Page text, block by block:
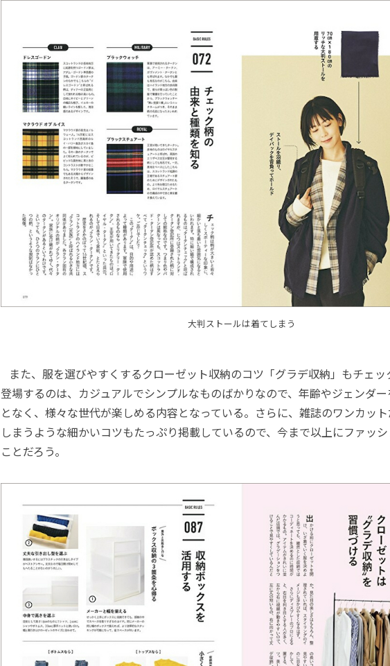
大判ストールは着てしまう
また、服を選びやすくするクローゼット収納のコツ「グラデ収納」もチェッ
登場するのは、カジュアルでシンプルなものばかりなので、年齢やジェンダ
となく、様々な世代が楽しめる内容となっている。さらに、雑誌のワンカッ
しまうような細かいコツもたっぷり掲載しているので、今まで以上にファッ
ことだろう。